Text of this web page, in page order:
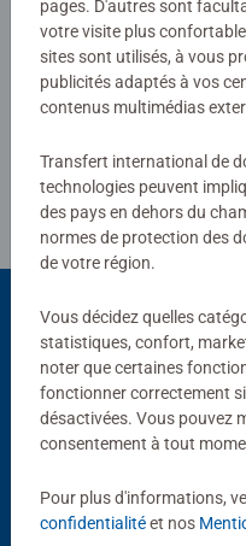
Rédiger
Consignes d'évaluation
Choix populaires
D'autres
pages. D'autres sont
votre visite plus
sites sont utilisés, à vous
publicités adaptés à vos
contenus multimédias
Transfert international de
technologies peuvent
des pays en dehors du
normes de protection des
de votre région.
Vous décidez quelles
statistiques, confort,
noter que certaines
fonctionner correctement
désactivées. Vous pouvez
consentement à tout
Pour plus d'informations,
confidentialitéet nos